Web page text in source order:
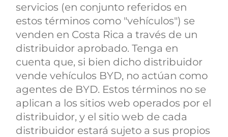
servicios (en conjunto referidos en
estos términos como "vehículos") se
venden en Costa Rica a través de un
distribuidor aprobado. Tenga en
cuenta que, si bien dicho distribuidor
vende vehículos BYD, no actúan como
agentes de BYD. Estos términos no se
aplican a los sitios web operados por el
distribuidor, y el sitio web de cada
distribuidor estará sujeto a sus propios